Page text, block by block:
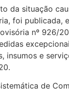
da situação
foi publicada,
nº 926/
insumos e
de